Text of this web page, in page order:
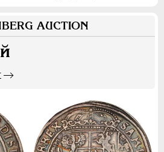
AUCTION